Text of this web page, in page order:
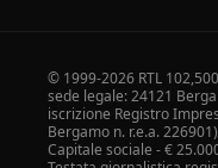
© 1999-2026 RTL
sede legale: 24121
iscrizione Registro
Bergamo n. r.e.a. 226901)
Capitale sociale - €